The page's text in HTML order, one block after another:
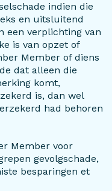
indien die
en uitsluitend
een verplichting van
is van opzet of
Member of diens
dat alleen die
komt,
is, dan wel
had behoren
Member voor
gevolgschade,
besparingen et